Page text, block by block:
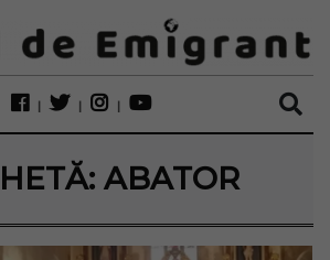
ABATOR